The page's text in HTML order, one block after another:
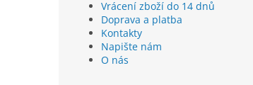
Vrácení zboží do 14 dnů
Doprava a platba
Kontakty
Napište nám
O nás